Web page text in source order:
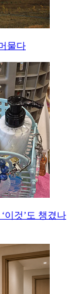
물다
것’도 챙겼나